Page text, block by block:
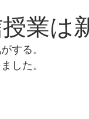
おきたいコト
食べんじーの美味
業は
する。
した。